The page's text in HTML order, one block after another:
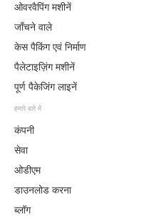
ओवरवैपिंग मशीनें
जाँचने वाले
केस पैकिंग एवं निर्माण
पैलेटाइज़िंग मशीनें
पूर्ण पैकेजिंग लाइनें
हमारे बारे में
कंपनी
सेवा
ओडीएम
डाउनलोड करना
ब्लॉग